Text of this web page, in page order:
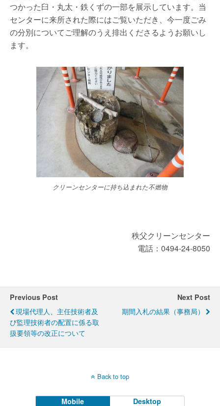
つかった臼・丸太・鉄くずの一部を展示しています。当
センターに来所された際にはご覧いただき、今一度ごみ
の分別についてご理解のうえ排出くださるようお願いし
ます。
クリーンセンターに持ち込まれた不燃物
秩父クリーンセンター
電話：0494-24-8050
Previous Post
現場代理人、主任技術者及
び監理技術者の配置に係る取
扱要領等の改正について
Next Post
期間入札の結果（事務局）
Back to top
Mobile Desktop